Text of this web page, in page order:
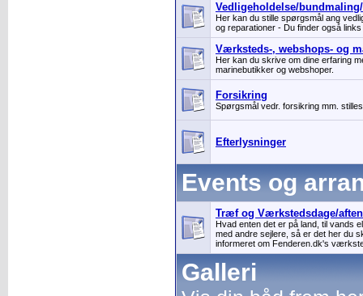
Vedligeholdelse/
Her kan du stille spørgsmål ang
og reparationer - Du finder også links
Værksteds-, webshops- og
Her kan du skrive om dine erfaring
marinebutikker og webshoper.
Forsikring
Spørgsmål vedr. forsikring mm.
Efterlysninger
Events og
Træf og Værkstedsdage/
Hvad enten det er på land, til vands
med andre sejlere, så er det her du
informeret om Fenderen.dk's
Galleri